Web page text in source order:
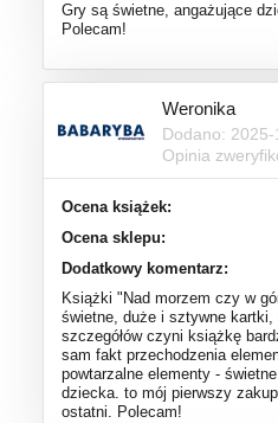
Gry są świetne, angażujące
Polecam!
Weronika
Dodano: 2025-
Opinia
Ocena książek:
Ocena sklepu:
Dodatkowy komentarz:
Książki "Nad morzem czy w
świetne, duże i sztywne kartki,
szczegółów czyni książkę
sam fakt przechodzenia
powtarzalne elementy -
dziecka. to mój pierwszy
ostatni. Polecam!